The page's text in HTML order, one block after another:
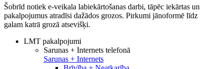
Šobrīd notiek e-veikala labiekārtošanas darbi, tāpēc iekārtas un
pakalpojumus atradīsi dažādos grozos. Pirkumi jānoformē līdz
galam katrā grozā atsevišķi.
LMT pakalpojumi
Sarunas + Internets telefonā
Sarunas + Internets